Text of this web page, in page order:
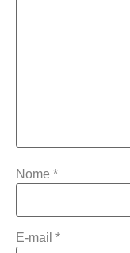
Nome *
E-mail *